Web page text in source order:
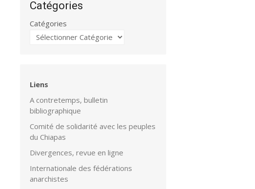
Catégories
Catégories
Liens
A contretemps, bulletin
bibliographique
Comité de solidarité avec les peuples
du Chiapas
Divergences, revue en ligne
Internationale des fédérations
anarchistes